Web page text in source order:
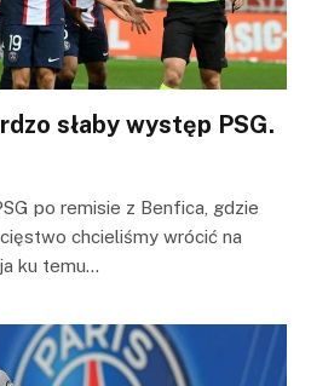
słaby występ PSG.
po remisie z Benfica, gdzie
chcieliśmy wrócić na
ku temu…